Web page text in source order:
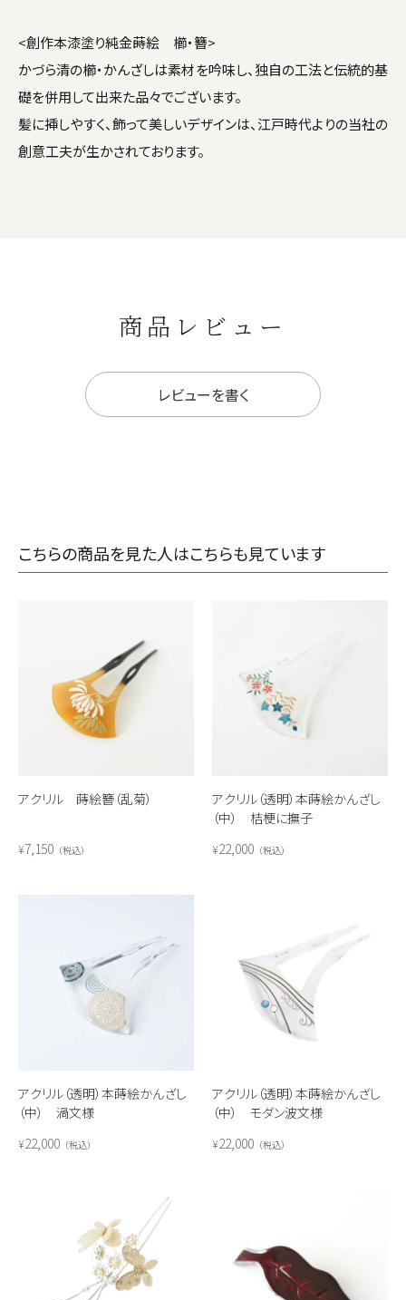
<創作本漆塗り純金蒔絵 櫛・簪>
かづら清の櫛・かんざしは素材を吟味し、独自の工法と伝統的基
礎を併用して出来た品々でございます。
髪に挿しやすく、飾って美しいデザインは、江戸時代よりの当社の
創意工夫が生かされております。
商品レビュー
レビューを書く
こちらの商品を見た人はこちらも見ています
アクリル 蒔絵簪（乱菊）
¥7,150 税込
アクリル（透明）本蒔絵かんざし
（中） 桔梗に撫子
¥22,000 税込
アクリル（透明）本蒔絵かんざし
（中） 渦文様
¥22,000 税込
アクリル（透明）本蒔絵かんざし
（中） モダン波文様
¥22,000 税込